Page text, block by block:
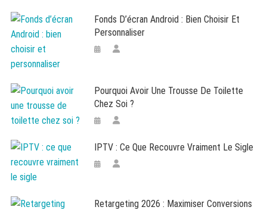
Fonds D’écran Android : Bien Choisir Et
Personnaliser
Pourquoi Avoir Une Trousse De Toilette
Chez Soi ?
IPTV : Ce Que Recouvre Vraiment Le Sigle
Retargeting 2026 : Maximiser Conversions